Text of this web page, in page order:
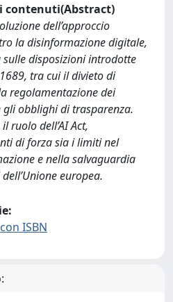
contenuti(Abstract)
dell’approccio
la disinformazione digitale,
disposizioni introdotte
tra cui il divieto di
regolamentazione dei
obblighi di trasparenza.
ruolo dell’AI Act,
di forza sia i limiti nel
e nella salvaguardia
europea.
ISBN